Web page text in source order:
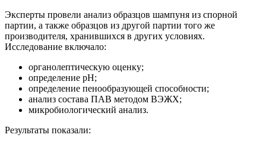
Эксперты провели анализ образцов шампуня из спорной
партии, а также образцов из другой партии того же
производителя, хранившихся в других условиях.
Исследование включало:
органолептическую оценку;
определение pH;
определение пенообразующей способности;
анализ состава ПАВ методом ВЭЖХ;
микробиологический анализ.
Результаты показали: